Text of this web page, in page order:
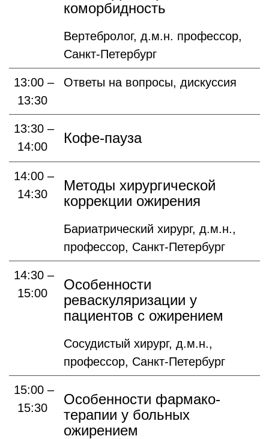
коморбидность
Вертебролог, д.м.н. профессор,
Санкт-Петербург
13:00 –
13:30
Ответы на вопросы, дискуссия
13:30 –
14:00
Кофе-пауза
14:00 –
14:30
Методы хирургической
коррекции ожирения
Бариатрический хирург, д.м.н.,
профессор, Санкт-Петербург
14:30 –
15:00
Особенности
реваскуляризации у
пациентов с ожирением
Сосудистый хирург, д.м.н.,
профессор, Санкт-Петербург
15:00 –
15:30
Особенности фармако-
терапии у больных
ожирением